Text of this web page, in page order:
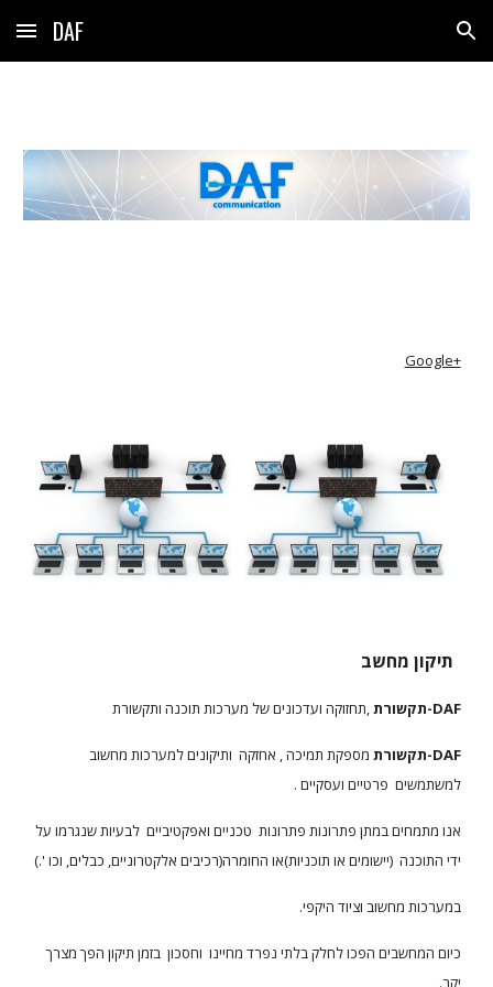
Skip to main content Skip to navigation
DAF
Google+
תיקון מחשב
DAF-תקשורת ,תחזוקה ועדכונים של מערכות תוכנה ותקשורת
DAF-תקשורת
מספקת תמיכה , אחזקה ותיקונים למערכות מחשוב
למשתמשים פרטיים ועסקיים .
אנו מתמחים במתן פתרונות פתרונות טכניים ואפקטיביים לבעיות שנגרמו על
ידי התוכנה (יישומים או תוכניות)או החומרה(רכיבים אלקטרוניים, כבלים, וכו '.)
במערכות מחשוב וציוד היקפי.
כיום המחשבים הפכו לחלק בלתי נפרד מחיינו וחסכון בזמן תיקון הפך מצרך
יקר.